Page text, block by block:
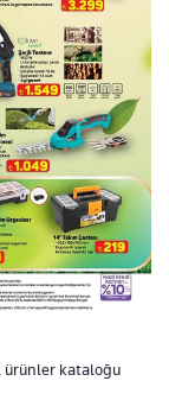
ürünler kataloğu